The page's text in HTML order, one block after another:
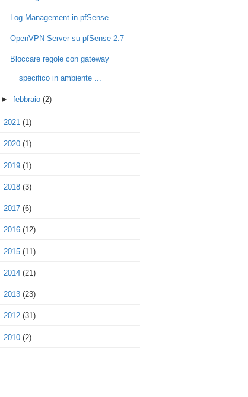
Log Management in pfSense
OpenVPN Server su pfSense 2.7
Bloccare regole con gateway
specifico in ambiente ...
► febbraio (2)
2021 (1)
2020 (1)
2019 (1)
2018 (3)
2017 (6)
2016 (12)
2015 (11)
2014 (21)
2013 (23)
2012 (31)
2010 (2)